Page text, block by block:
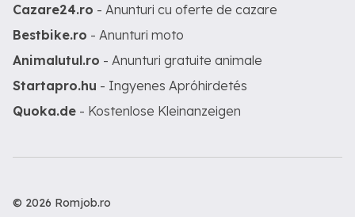
Cazare24.ro - Anunturi cu oferte de cazare
Bestbike.ro - Anunturi moto
Animalutul.ro - Anunturi gratuite animale
Startapro.hu - Ingyenes Apróhirdetés
Quoka.de - Kostenlose Kleinanzeigen
© 2026 Romjob.ro